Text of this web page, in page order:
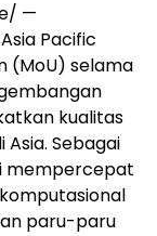
—
Pacific
(MoU) selama
kualitas
Sebagai
mempercepat
paru-paru